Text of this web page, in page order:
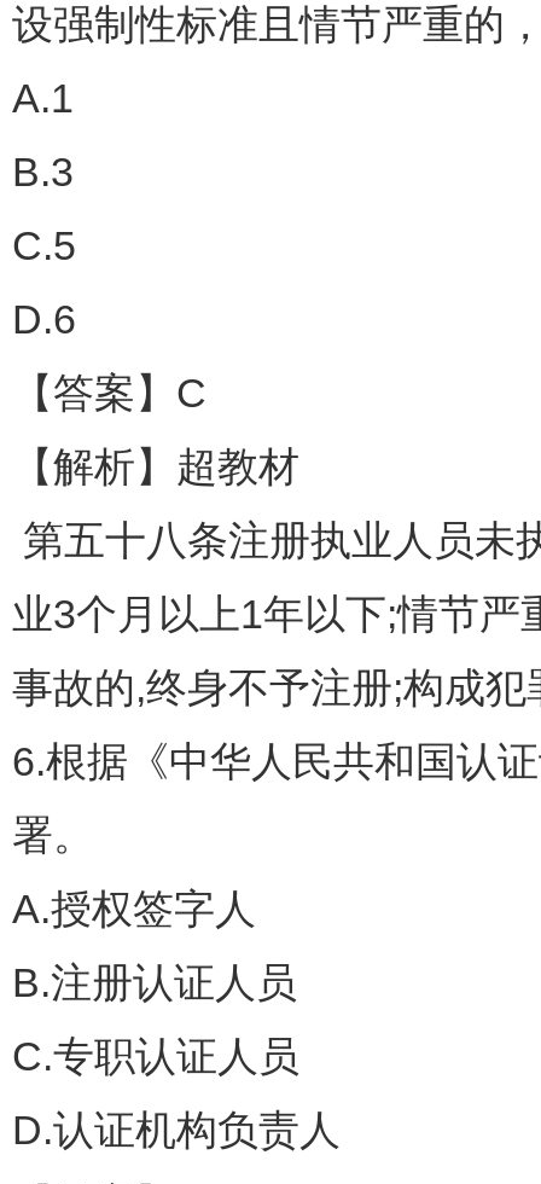
设强制性标准且情节严重的
A.1
B.3
C.5
D.6
【答案】C
【解析】超教材
第五十八条注册执业人员未
业3个月以上1年以下;情节
事故的,终身不予注册;构成
6.根据《中华人民共和国认
署。
A.授权签字人
B.注册认证人员
C.专职认证人员
D.认证机构负责人